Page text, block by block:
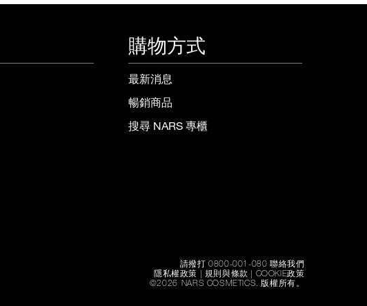
購物方式
最新消息
暢銷商品
搜尋 NARS 專櫃
請撥打 0800-001-080 聯絡我們
隱私權政策 | 規則與條款 | COOKIE政策
©2026 NARS COSMETICS. 版權所有。